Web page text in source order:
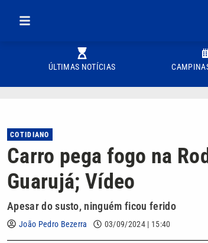
ÚLTIMAS NOTÍCIAS
COTIDIANO
Carro pega fogo na
Guarujá; Vídeo
Apesar do susto, ninguém ficou ferido
João Pedro Bezerra 03/09/2024 | 15:40